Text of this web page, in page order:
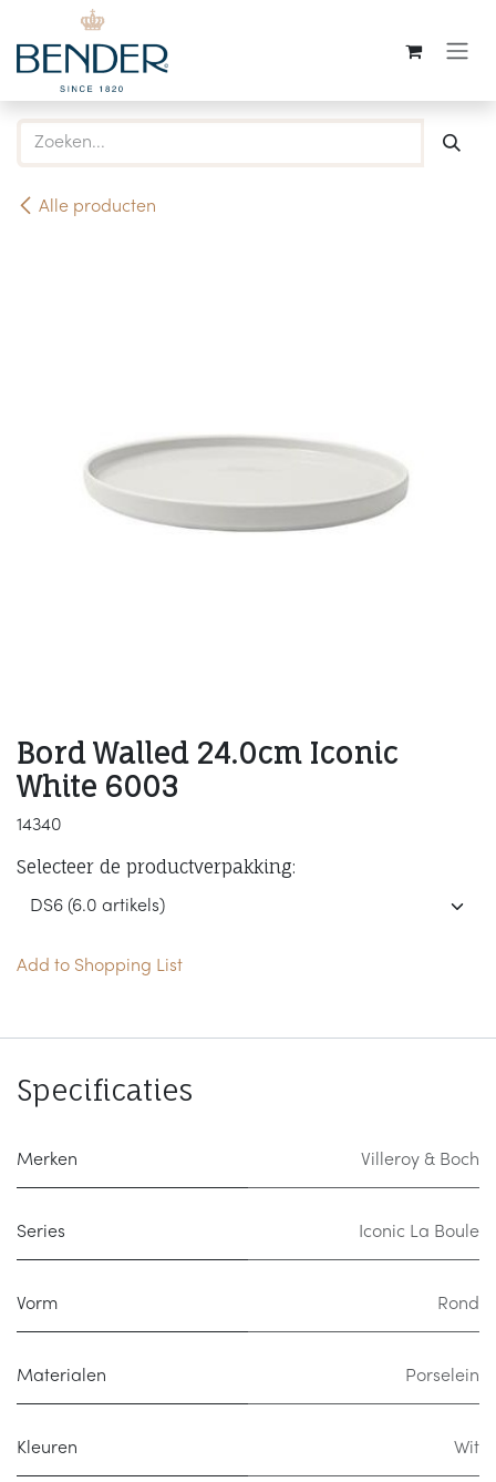
Overslaan naar inhoud
Alle producten
Bord Walled 24.0cm Iconic
White 6003
14340
Selecteer de productverpakking:
Add to Shopping List
Specificaties
Merken Villeroy & Boch
Series Iconic La Boule
Vorm Rond
Materialen Porselein
Kleuren Wit